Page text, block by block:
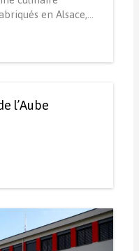
en Alsace,…
l’Aube